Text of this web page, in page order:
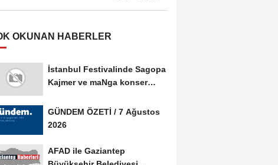
OKUNAN HABERLER
İstanbul Festivalinde Sagopa
Kajmer ve maNga konser
GÜNDEM ÖZETİ / 7 Ağustos
2026
AFAD ile Gaziantep